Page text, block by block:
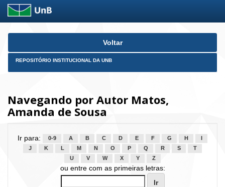
Skip
Voltar
REPOSITÓRIO INSTITUCIONAL DA UNB
Navegando por Autor Matos,
Amanda de Sousa
Ir para: 0-9 A B C D E F G H
J
K L M N O P Q R S
T
U
V W X Y Z
ou entre com as primeiras letras: